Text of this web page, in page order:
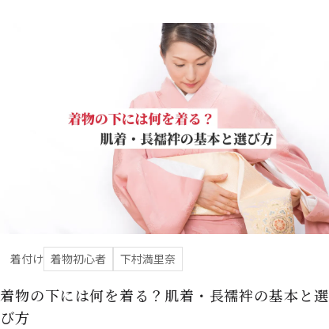
着付け 着物初心者 下村満里奈
着物の下には何を着る？肌着・長襦袢の基本と選
び方